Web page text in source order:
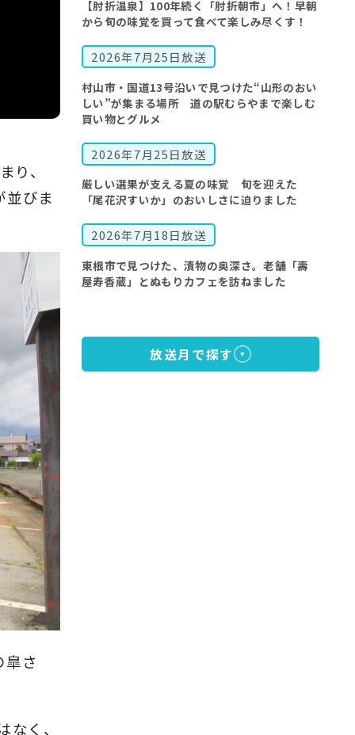
り、
並びま
さ
く、
【肘折温泉】100年続く「肘折朝市」へ！早朝
から旬の味覚を買って食べて楽しみ尽くす！
2026年7月25日放送
村山市・国道13号沿いで見つけた“山形のおい
しい”が集まる場所 道の駅むらやまで楽しむ
買い物とグルメ
2026年7月25日放送
厳しい選果が支える夏の味覚 旬を迎えた
「尾花沢すいか」のおいしさに迫りました
2026年7月18日放送
東根市で見つけた、漬物の奥深さ。老舗「壽
屋寿香蔵」とぬもりカフェを訪ねました
放送月で探す